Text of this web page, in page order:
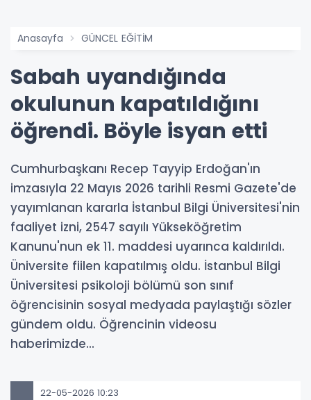
Anasayfa GÜNCEL EĞİTİM
Sabah uyandığında
okulunun kapatıldığını
öğrendi. Böyle isyan etti
Cumhurbaşkanı Recep Tayyip Erdoğan'ın
imzasıyla 22 Mayıs 2026 tarihli Resmi Gazete'de
yayımlanan kararla İstanbul Bilgi Üniversitesi'nin
faaliyet izni, 2547 sayılı Yükseköğretim
Kanunu'nun ek 11. maddesi uyarınca kaldırıldı.
Üniversite fiilen kapatılmış oldu. İstanbul Bilgi
Üniversitesi psikoloji bölümü son sınıf
öğrencisinin sosyal medyada paylaştığı sözler
gündem oldu. Öğrencinin videosu
haberimizde...
22-05-2026 10:23